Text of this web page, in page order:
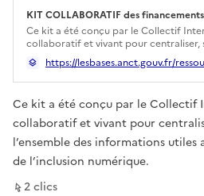
KIT COLLABORATIF des financements de l'inclusion
Ouverture dans un nouvel onglet
Ce kit a été conçu par le Collectif
collaboratif et vivant pour
l’ensemble des informations utiles
l’inclusion numérique. Il a pour
l'ensemble des financements
connaissance collective. Que vous
les informations disponibles ou y
participer à faire vivre ce commun !
Ce kit a été conçu par le Collectif
collaboratif et vivant pour
l’ensemble des informations
de l’inclusion numérique.
2clics
sur ce lien